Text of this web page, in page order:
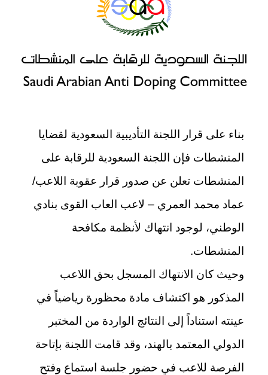
بناء على قرار اللجنة التأديبية السعودية لقضايا
المنشطات فإن اللجنة السعودية للرقابة على
المنشطات تعلن عن صدور قرار عقوبة اللاعب/
عماد محمد العمري – لاعب العاب القوى بنادي
الوطني، لوجود انتهاك لأنظمة مكافحة
المنشطات.
وحيث كان الانتهاك المسجل بحق اللاعب
المذكور هو اكتشاف مادة محظورة رياضياً في
عينته استناداً إلى النتائج الواردة من المختبر
الدولي المعتمد بالهند، وقد قامت اللجنة بإتاحة
الفرصة للاعب في حضور جلسة استماع وفتح